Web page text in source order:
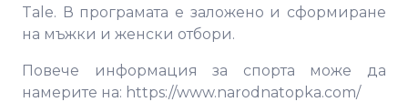
Tale. В програмата е заложено и сформиране
на мъжки и женски отбори.
Повече информация за спорта може да
намерите на: https://www.narodnatopka.com/